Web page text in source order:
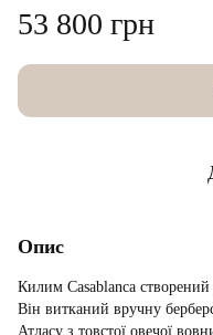
53 800 грн
Опис
Килим Casablanca
Він витканий вручну
Атласу з товстої овечої